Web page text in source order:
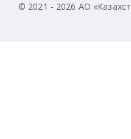
© 2021 - 2026 АО